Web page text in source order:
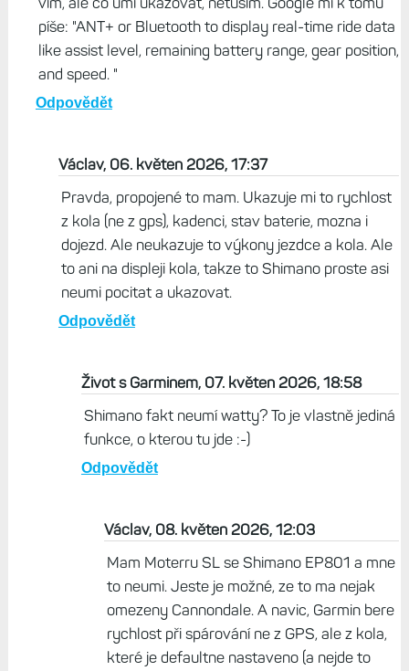
píše: "ANT+ or Bluetooth to display real-time ride data
like assist level, remaining battery range, gear position,
and speed. "
Odpovědět
Václav, 06. květen 2026, 17:37
Pravda, propojené to mam. Ukazuje mi to rychlost
z kola (ne z gps), kadenci, stav baterie, mozna i
dojezd. Ale neukazuje to výkony jezdce a kola. Ale
to ani na displeji kola, takze to Shimano proste asi
neumi pocitat a ukazovat.
Odpovědět
Život s Garminem, 07. květen 2026, 18:58
Shimano fakt neumí watty? To je vlastně jediná
funkce, o kterou tu jde :-)
Odpovědět
Václav, 08. květen 2026, 12:03
Mam Moterru SL se Shimano EP801 a mne
to neumi. Jeste je možné, ze to ma nejak
omezeny Cannondale. A navic, Garmin bere
rychlost při spárování ne z GPS, ale z kola,
které je defaultne nastaveno (a nejde to